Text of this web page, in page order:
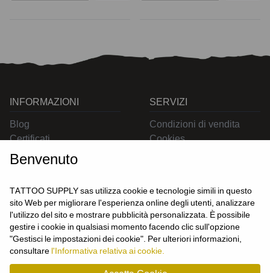
CONTATTACI
INFORMAZIONI
Blog
Certificati
Contatti
SERVIZI
Condizioni di vendita
Cookies
UTENTE
Login
Registrati
Benvenuto
TATTOO SUPPLY sas utilizza cookie e tecnologie simili in questo
sito Web per migliorare l'esperienza online degli utenti, analizzare
l'utilizzo del sito e mostrare pubblicità personalizzata. È possibile
gestire i cookie in qualsiasi momento facendo clic sull'opzione
"Gestisci le impostazioni dei cookie". Per ulteriori informazioni,
consultare l'Informativa relativa ai cookie.